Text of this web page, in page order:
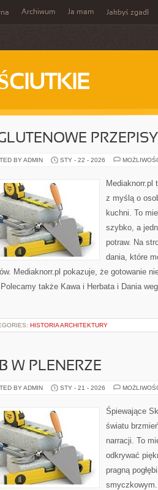
Archiwum Ja mam Jakbyś zgadł
PRZEPISY
BY ADMIN STY - 22 - 2026
Mediaknorr.pl
z myślą o
kuchni. To
szybko, a
potraw. Na
dania, które
Mediaknorr.pl pokazuje, że gotowanie
także Kawa i Herbata i Dania
HISTORIA ARCHITEKTURY
W PLENERZE
BY ADMIN STY - 21 - 2026
Śpiewające
światu
narracji. To
odkrywać
pragną